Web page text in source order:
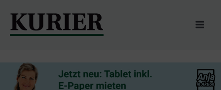
Inhalt
springen